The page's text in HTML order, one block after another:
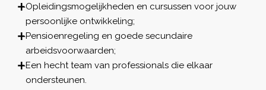
Opleidingsmogelijkheden en cursussen voor jouw
persoonlijke ontwikkeling;
Pensioenregeling en goede secundaire
arbeidsvoorwaarden;
Een hecht team van professionals die elkaar
ondersteunen.